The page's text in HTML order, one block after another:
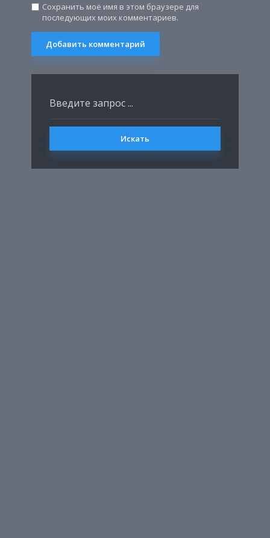
Сохранить моё имя в этом браузере для
последующих моих комментариев.
Искать